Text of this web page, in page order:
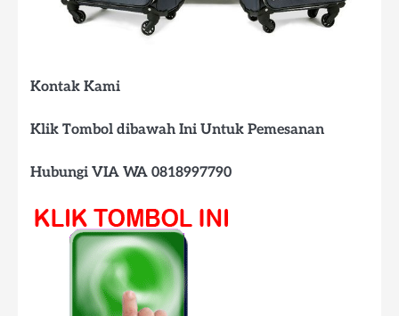
Kontak Kami
Klik Tombol dibawah Ini Untuk Pemesanan
Hubungi VIA WA 0818997790